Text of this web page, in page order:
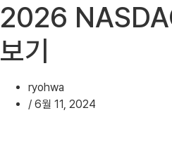
2026
보기
ryohwa
/ 6월 11, 2024